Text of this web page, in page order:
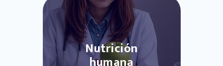
Nutrición